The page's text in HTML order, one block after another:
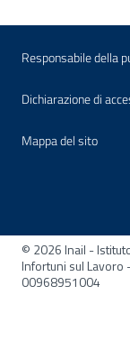
Menu di
Responsabile della
Dichiarazione di
Mappa del sitoSito
© 2026 Inail -
Infortuni sul Lavoro
00968951004